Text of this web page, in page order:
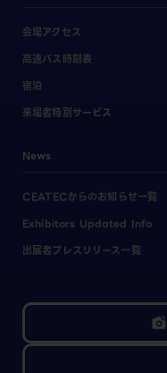
会場アクセス
高速バス時刻表
宿泊
来場者特別サービス
News
CEATECからのお知らせ一覧
Exhibitors Updated Info
出展者プレスリリース一覧
linked_camera